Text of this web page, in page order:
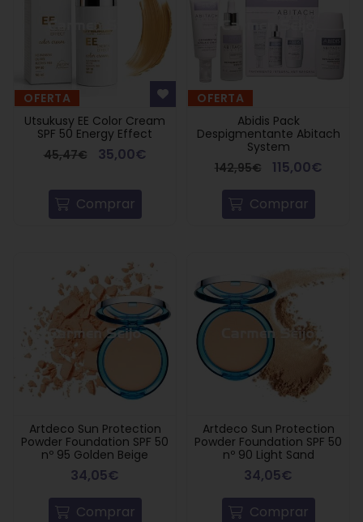
OFERTA
Utsukusy EE Color Cream
SPF 50 Energy Effect
45,47€
35,00€
Comprar
OFERTA
Abidis Pack
Despigmentante Abitach
System
142,95€
115,00€
Comprar
Artdeco Sun Protection
Powder Foundation SPF 50
nº 95 Golden Beige
34,05€
Comprar
Artdeco Sun Protection
Powder Foundation SPF 50
nº 90 Light Sand
34,05€
Comprar